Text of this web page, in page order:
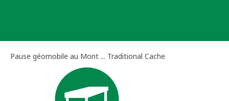
Pause géomobile au Mont‏ ... Traditional Cache